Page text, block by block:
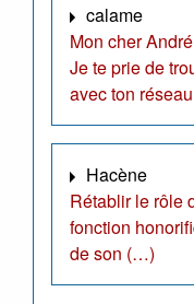
calame
Mon cher André
Je te prie de
avec ton
Hacène
Rétablir le rôle
fonction
de son (…)